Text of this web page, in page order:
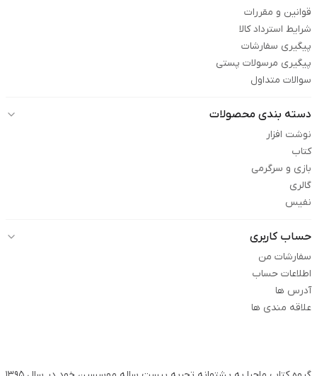
قوانین و مقررات
شرایط استرداد کالا
پیگیری سفارشات
پیگیری مرسولات پستی
سوالات متداول
دسته بندی محصولات
نوشت افزار
کتاب
بازی و سرگرمی
گالری
نفیس
حساب کاربری
سفارشات من
اطلاعات حساب
آدرس ها
علاقه مندی ها